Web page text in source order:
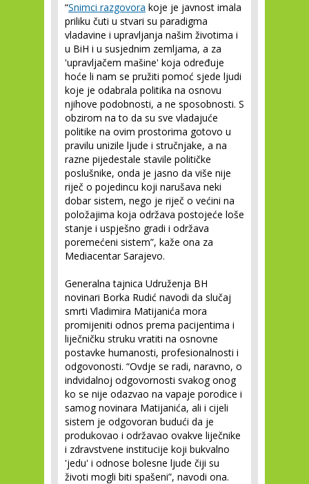
“Snimci razgovora koje je javnost imala
priliku čuti u stvari su paradigma
vladavine i upravljanja našim životima i
u BiH i u susjednim zemljama, a za
'upravljačem mašine' koja određuje
hoće li nam se pružiti pomoć sjede ljudi
koje je odabrala politika na osnovu
njihove podobnosti, a ne sposobnosti. S
obzirom na to da su sve vladajuće
politike na ovim prostorima gotovo u
pravilu unizile ljude i stručnjake, a na
razne pijedestale stavile političke
poslušnike, onda je jasno da više nije
riječ o pojedincu koji narušava neki
dobar sistem, nego je riječ o većini na
položajima koja održava postojeće loše
stanje i uspješno gradi i održava
poremećeni sistem”, kaže ona za
Mediacentar Sarajevo.
Generalna tajnica Udruženja BH
novinari Borka Rudić navodi da slučaj
smrti Vladimira Matijanića mora
promijeniti odnos prema pacijentima i
liječničku struku vratiti na osnovne
postavke humanosti, profesionalnosti i
odgovonosti. “Ovdje se radi, naravno, o
indvidalnoj odgovornosti svakog onog
ko se nije odazvao na vapaje porodice i
samog novinara Matijanića, ali i cijeli
sistem je odgovoran budući da je
produkovao i održavao ovakve liječnike
i zdravstvene institucije koji bukvalno
'jedu' i odnose bolesne ljude čiji su
životi mogli biti spašeni”, navodi ona.